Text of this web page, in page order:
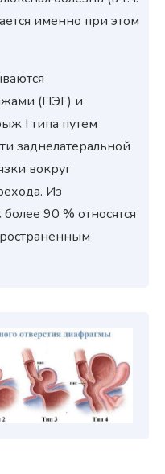
именно при этом
(ПЭГ) и
I типа путем
заднелатеральной
вокруг
Из
90 % относятся